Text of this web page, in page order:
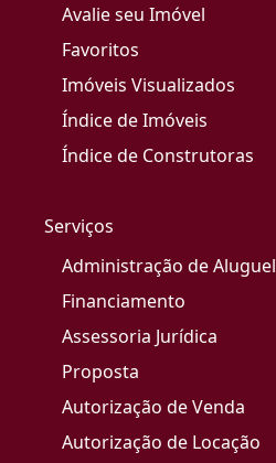
Avalie seu Imóvel
Favoritos
Imóveis Visualizados
Índice de Imóveis
Índice de Construtoras
Serviços
Administração de Aluguel
Financiamento
Assessoria Jurídica
Proposta
Autorização de Venda
Autorização de Locação